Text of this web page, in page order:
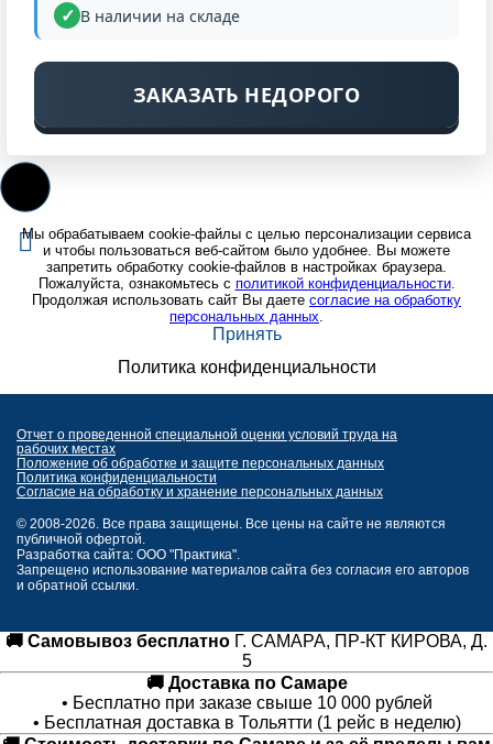
В наличии на складе
ЗАКАЗАТЬ НЕДОРОГО
Мы обрабатываем cookie-файлы с целью персонализации сервиса
и чтобы пользоваться веб-сайтом было удобнее. Вы можете
запретить обработку cookie-файлов в настройках браузера.
Пожалуйста, ознакомьтесь с политикой конфиденциальности.
Продолжая использовать сайт Вы даете согласие на обработку
персональных данных.
Принять
Политика конфиденциальности
Отчет о проведенной специальной оценки условий труда на
рабочих местах
Положение об обработке и защите персональных данных
Политика конфиденциальности
Согласие на обработку и хранение персональных данных
© 2008-2026. Все права защищены. Все цены на сайте не являются
публичной офертой.
Разработка сайта: ООО "Практика".
Запрещено использование материалов сайта без согласия его авторов
и обратной ссылки.
🚚 Самовывоз бесплатно Г. САМАРА, ПР-КТ КИРОВА, Д.
5
🚚 Доставка по Самаре
• Бесплатно при заказе свыше 10 000 рублей
• Бесплатная доставка в Тольятти (1 рейс в неделю)